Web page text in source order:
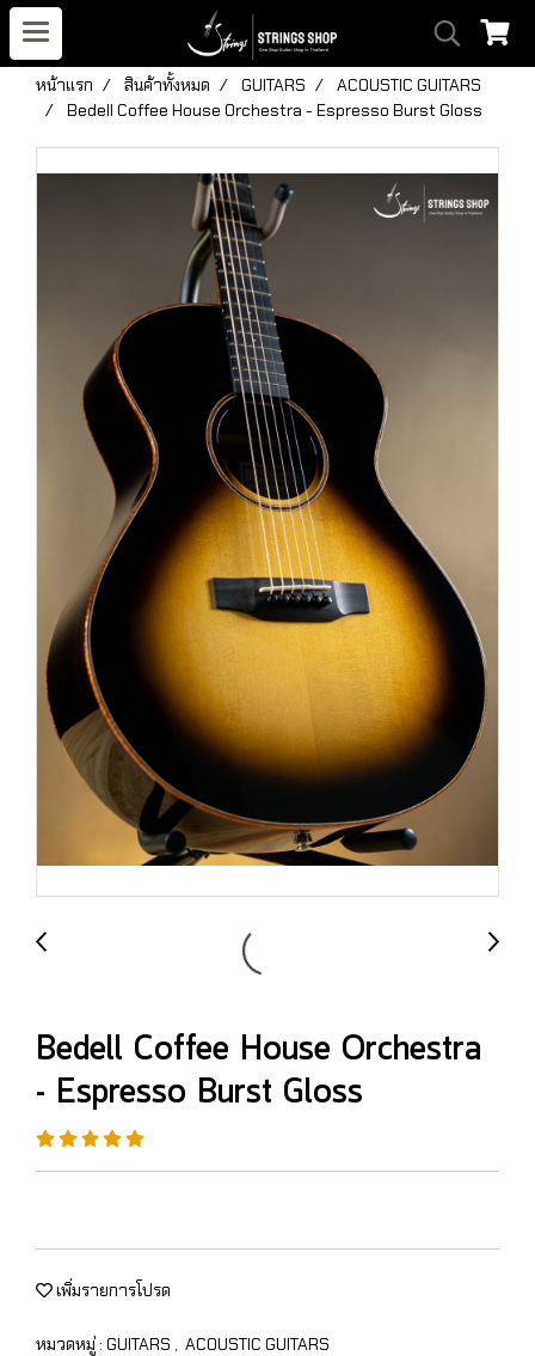
หน้าแรก สินค้าทั้งหมด GUITARS
ACOUSTIC GUITARS
Bedell Coffee House Orchestra - Espresso Burst Gloss
Bedell Coffee House Orchestra
- Espresso Burst Gloss
เพิ่มรายการโปรด
หมวดหมู่ : GUITARS , ACOUSTIC GUITARS